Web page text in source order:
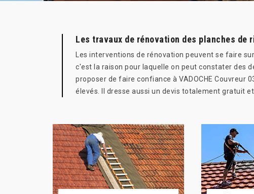
Les travaux de rénovation des planches
Les interventions de rénovation peuvent se faire
c'est la raison pour laquelle on peut constater des
proposer de faire confiance à VADOCHE Couvreur
élevés. Il dresse aussi un devis totalement gratuit